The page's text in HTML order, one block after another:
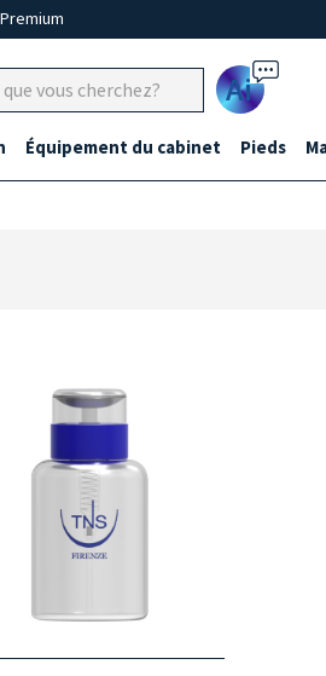
Ai
Équipement du cabinet Pieds